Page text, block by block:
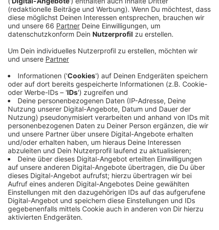
einem Protestzug sei das Infektionsrisiko zu
groß, heißt es von der Stadt. Deshalb hatte sie den
Marsch gestern verboten. Die Impfgegner wehren
sich jetzt gegen den Beschluss der Stadt und
haben einen Eilantrag beim Verwaltungsgericht
eingereicht.
Veröffentlicht: Freitag, 07.01.2022 16:36
Anzeige
Angemeldet sind für die Demo rund 2.000 Personen.
Stadt und Polizei rechnen aber mit deutlich mehr
Teilnehmern. Man bereite sich auf alle Eventualitäten
vor, so ein Polizei-Sprecher im Interview mit AD. Auch
darauf, dass der Protestzug morgen doch noch
stattfinden könnte.
Anzeige